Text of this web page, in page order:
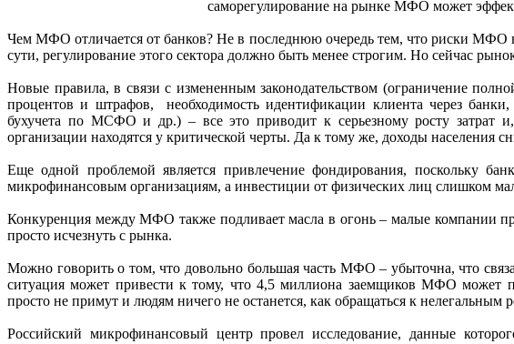
саморегулирование на рынке МФО может
Чем МФО отличается от банков? Не в последнюю очередь тем, что риски МФО
сути, регулирование этого сектора должно быть менее строгим. Но сейчас
Новые правила, в связи с измененным законодательством (ограничение
процентов и штрафов, необходимость идентификации клиента через
бухучета по МСФО и др.) – все это приводит к серьезному росту затрат
организации находятся у критической черты. Да к тому же, доходы населения
Еще одной проблемой является привлечение фондирования, поскольку
микрофинансовым организациям, а инвестиции от физических лиц слишком
Конкуренция между МФО также подливает масла в огонь – малые компании
просто исчезнуть с рынка.
Можно говорить о том, что довольно большая часть МФО – убыточна, что
ситуация может привести к тому, что 4,5 миллиона заемщиков МФО может
просто не примут и людям ничего не останется, как обращаться к нелегальным
Российский микрофинансовый центр провел исследование, данные